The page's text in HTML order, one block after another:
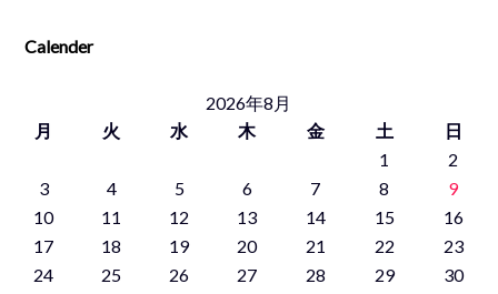
Calender
2026年8月
月
火 水 木 金 土
日
1
2
3
4 5 6 7 8
9
10
11 12 13 14 15
16
17
18 19 20 21 22
23
24
25 26 27 28 29
30